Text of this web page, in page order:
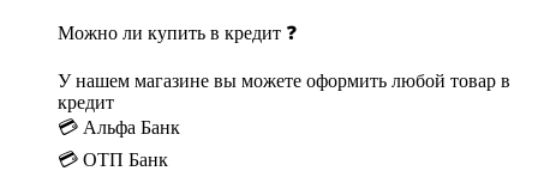
Можно ли купить в кредит ❓
У нашем магазине вы можете оформить любой товар в
кредит
💳 Альфа Банк
💳 ОТП Банк